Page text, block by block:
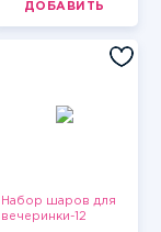
ДОБАВИТЬ
Набор шаров для
вечеринки-12